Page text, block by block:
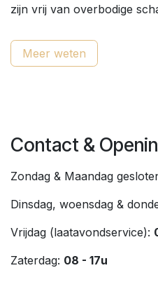
zijn vrij van overbodige
Meer weten
Contact &
Zondag & Maandag
Dinsdag, woensdag &
Vrijdag (laatavondservice):
Zaterdag: 08 - 17u